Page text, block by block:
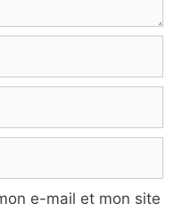
e-mail et mon site